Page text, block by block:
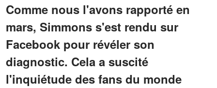
Comme nous l'avons rapporté en
mars, Simmons s'est rendu sur
Facebook pour révéler son
diagnostic. Cela a suscité
l'inquiétude des fans du monde